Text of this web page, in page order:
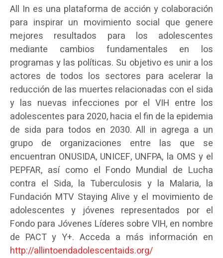
All In es una plataforma de acción y colaboración
para inspirar un movimiento social que genere
mejores resultados para los adolescentes
mediante cambios fundamentales en los
programas y las políticas. Su objetivo es unir a los
actores de todos los sectores para acelerar la
reducción de las muertes relacionadas con el sida
y las nuevas infecciones por el VIH entre los
adolescentes para 2020, hacia el fin de la epidemia
de sida para todos en 2030. All in agrega a un
grupo de organizaciones entre las que se
encuentran ONUSIDA, UNICEF, UNFPA, la OMS y el
PEPFAR, así como el Fondo Mundial de Lucha
contra el Sida, la Tuberculosis y la Malaria, la
Fundación MTV Staying Alive y el movimiento de
adolescentes y jóvenes representados por el
Fondo para Jóvenes Líderes sobre VIH, en nombre
de PACT y Y+. Acceda a más información en
http://allintoendadolescentaids.org/